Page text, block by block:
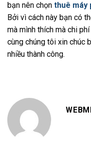
bạn nên chọn thuê máy
Bởi vì cách này bạn có
mà mình thích mà chi
cùng chúng tôi xin chúc
nhiều thành công.